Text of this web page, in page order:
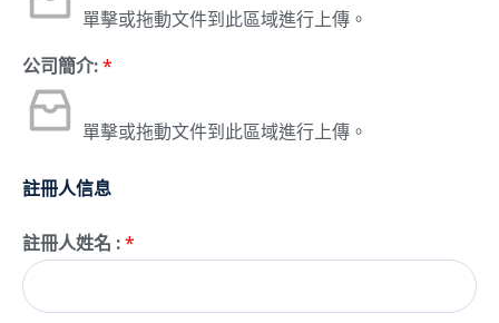
單擊或拖動文件到此區域進行上傳。
公司簡介: *
單擊或拖動文件到此區域進行上傳。
註冊人信息
註冊人姓名 : *